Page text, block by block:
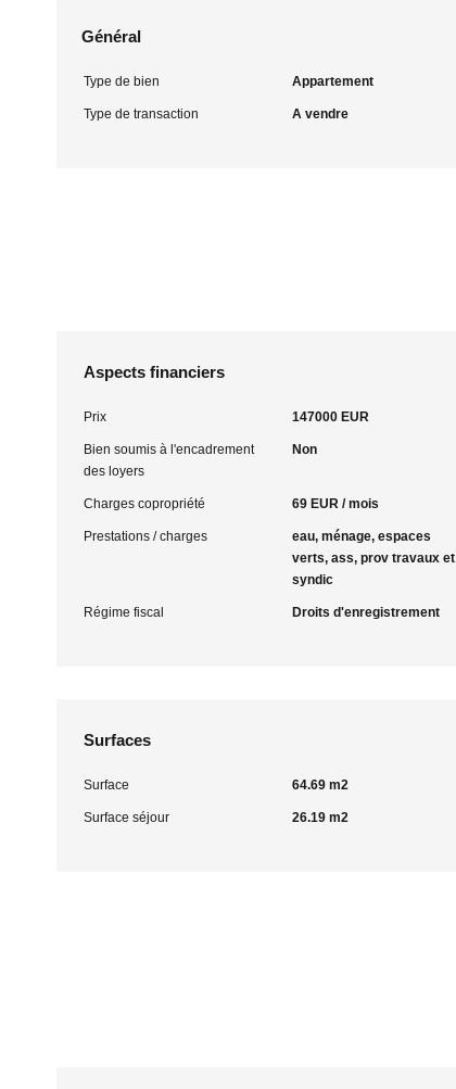
Général
Type de bien Appartement
Type de transaction A vendre
Aspects financiers
Prix 147000 EUR
Bien soumis à l'encadrement
des loyers
Non
Charges copropriété 69 EUR / mois
Prestations / charges
eau, ménage, espaces
verts, ass, prov travaux et
syndic
Régime fiscal Droits d'enregistrement
Surfaces
Surface 64.69 m2
Surface séjour 26.19 m2